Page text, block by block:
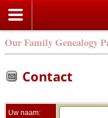
Our Family Genealogy
Contact
Uw naam: